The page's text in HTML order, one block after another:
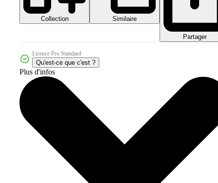
Collection Similaire
Partager
Licence Pro Standard
Qu'est-ce que c'est ?
Plus d'infos